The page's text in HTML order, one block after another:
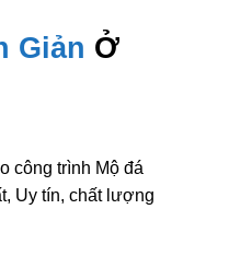
Giản Ở
công trình Mộ đá
Uy tín, chất lượng